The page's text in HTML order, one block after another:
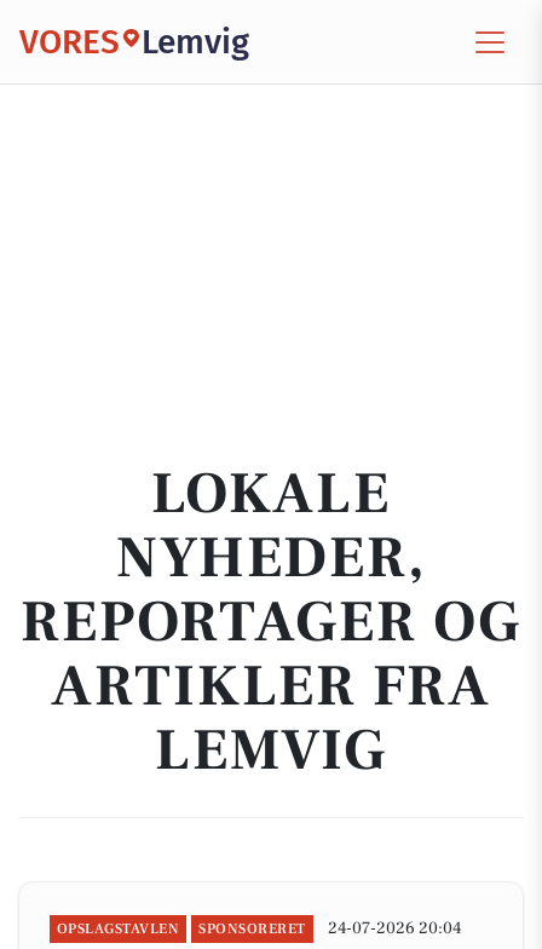
VORES Lemvig
LOKALE
NYHEDER,
REPORTAGER OG
ARTIKLER FRA
LEMVIG
OPSLAGSTAVLEN SPONSORERET 24-07-2026 20:04